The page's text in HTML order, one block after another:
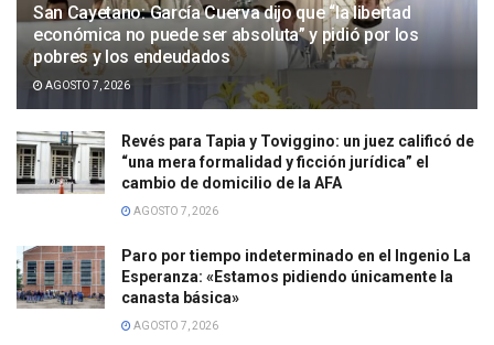
San Cayetano: García Cuerva dijo que “la libertad
económica no puede ser absoluta” y pidió por los
pobres y los endeudados
AGOSTO 7, 2026
Revés para Tapia y Toviggino: un juez calificó de
“una mera formalidad y ficción jurídica” el
cambio de domicilio de la AFA
AGOSTO 7, 2026
Paro por tiempo indeterminado en el Ingenio La
Esperanza: «Estamos pidiendo únicamente la
canasta básica»
AGOSTO 7, 2026